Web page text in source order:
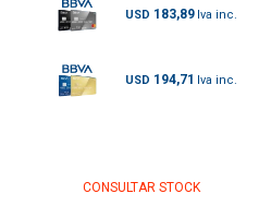
USD 183,89
USD 194,71
CONSULTAR STOCK